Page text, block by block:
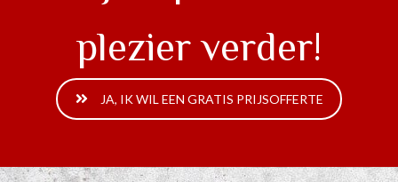
plezier verder!
JA, IK WIL EEN GRATIS PRIJSOFFERTE